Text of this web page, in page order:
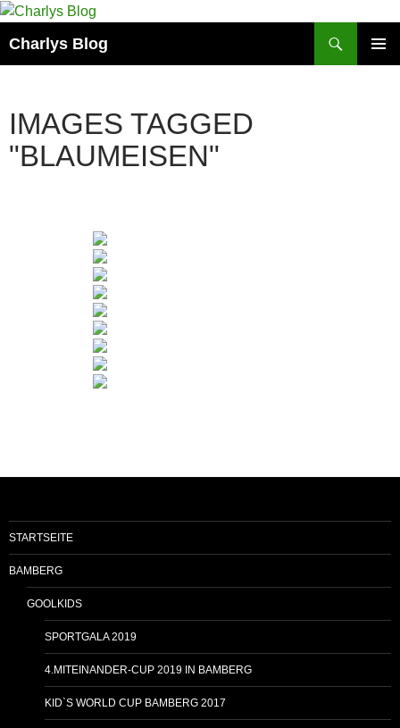
Zum
springen
Charlys Blog
IMAGES TAGGED
"BLAUMEISEN"
STARTSEITE
BAMBERG
GOOLKIDS
SPORTGALA 2019
4.MITEINANDER-CUP 2019 IN BAMBERG
KID`S WORLD CUP BAMBERG 2017